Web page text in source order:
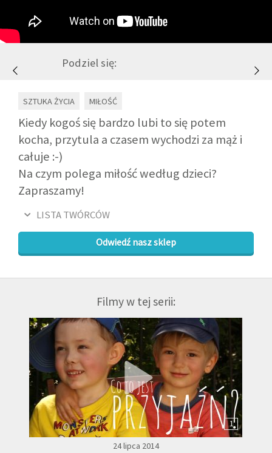
WESPRZYJ NAS
PARTNERZY
NEWSLETTER
DLA MEDIÓW
KONTAKT
Podziel się:
SZTUKA ŻYCIA MIŁOŚĆ
Kiedy kogoś się bardzo lubi to się potem
kocha, przytula a czasem wychodzi za mąż i
całuje :-)
Na czym polega miłość według dzieci?
Zapraszamy!
LISTA TWÓRCÓW
Odwiedź nasz sklep
Filmy w tej serii:
1
24 lipca 2014